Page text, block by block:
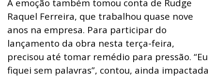
A emoção também tomou conta de Rudge
Raquel Ferreira, que trabalhou quase nove
anos na empresa. Para participar do
lançamento da obra nesta terça-feira,
precisou até tomar remédio para pressão. “Eu
fiquei sem palavras”, contou, ainda impactada